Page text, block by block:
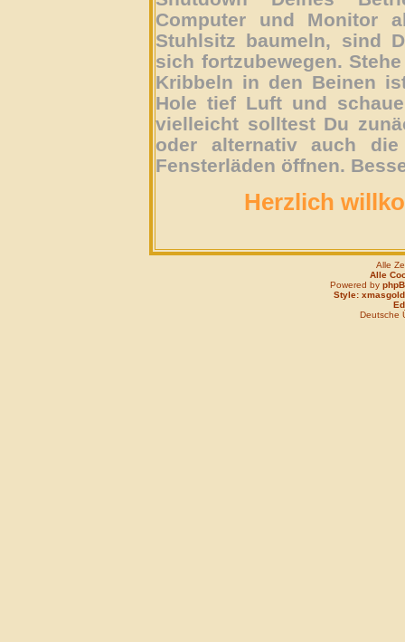
Computer und Monitor
Stuhlsitz baumeln, sind
sich fortzubewegen.
Kribbeln in den Beinen
Hole tief Luft und
vielleicht solltest Du
oder alternativ auch
Fensterläden öffnen.
Herzlich
Alle
Alle
Powered by
Style: xmasgold
Deutsche